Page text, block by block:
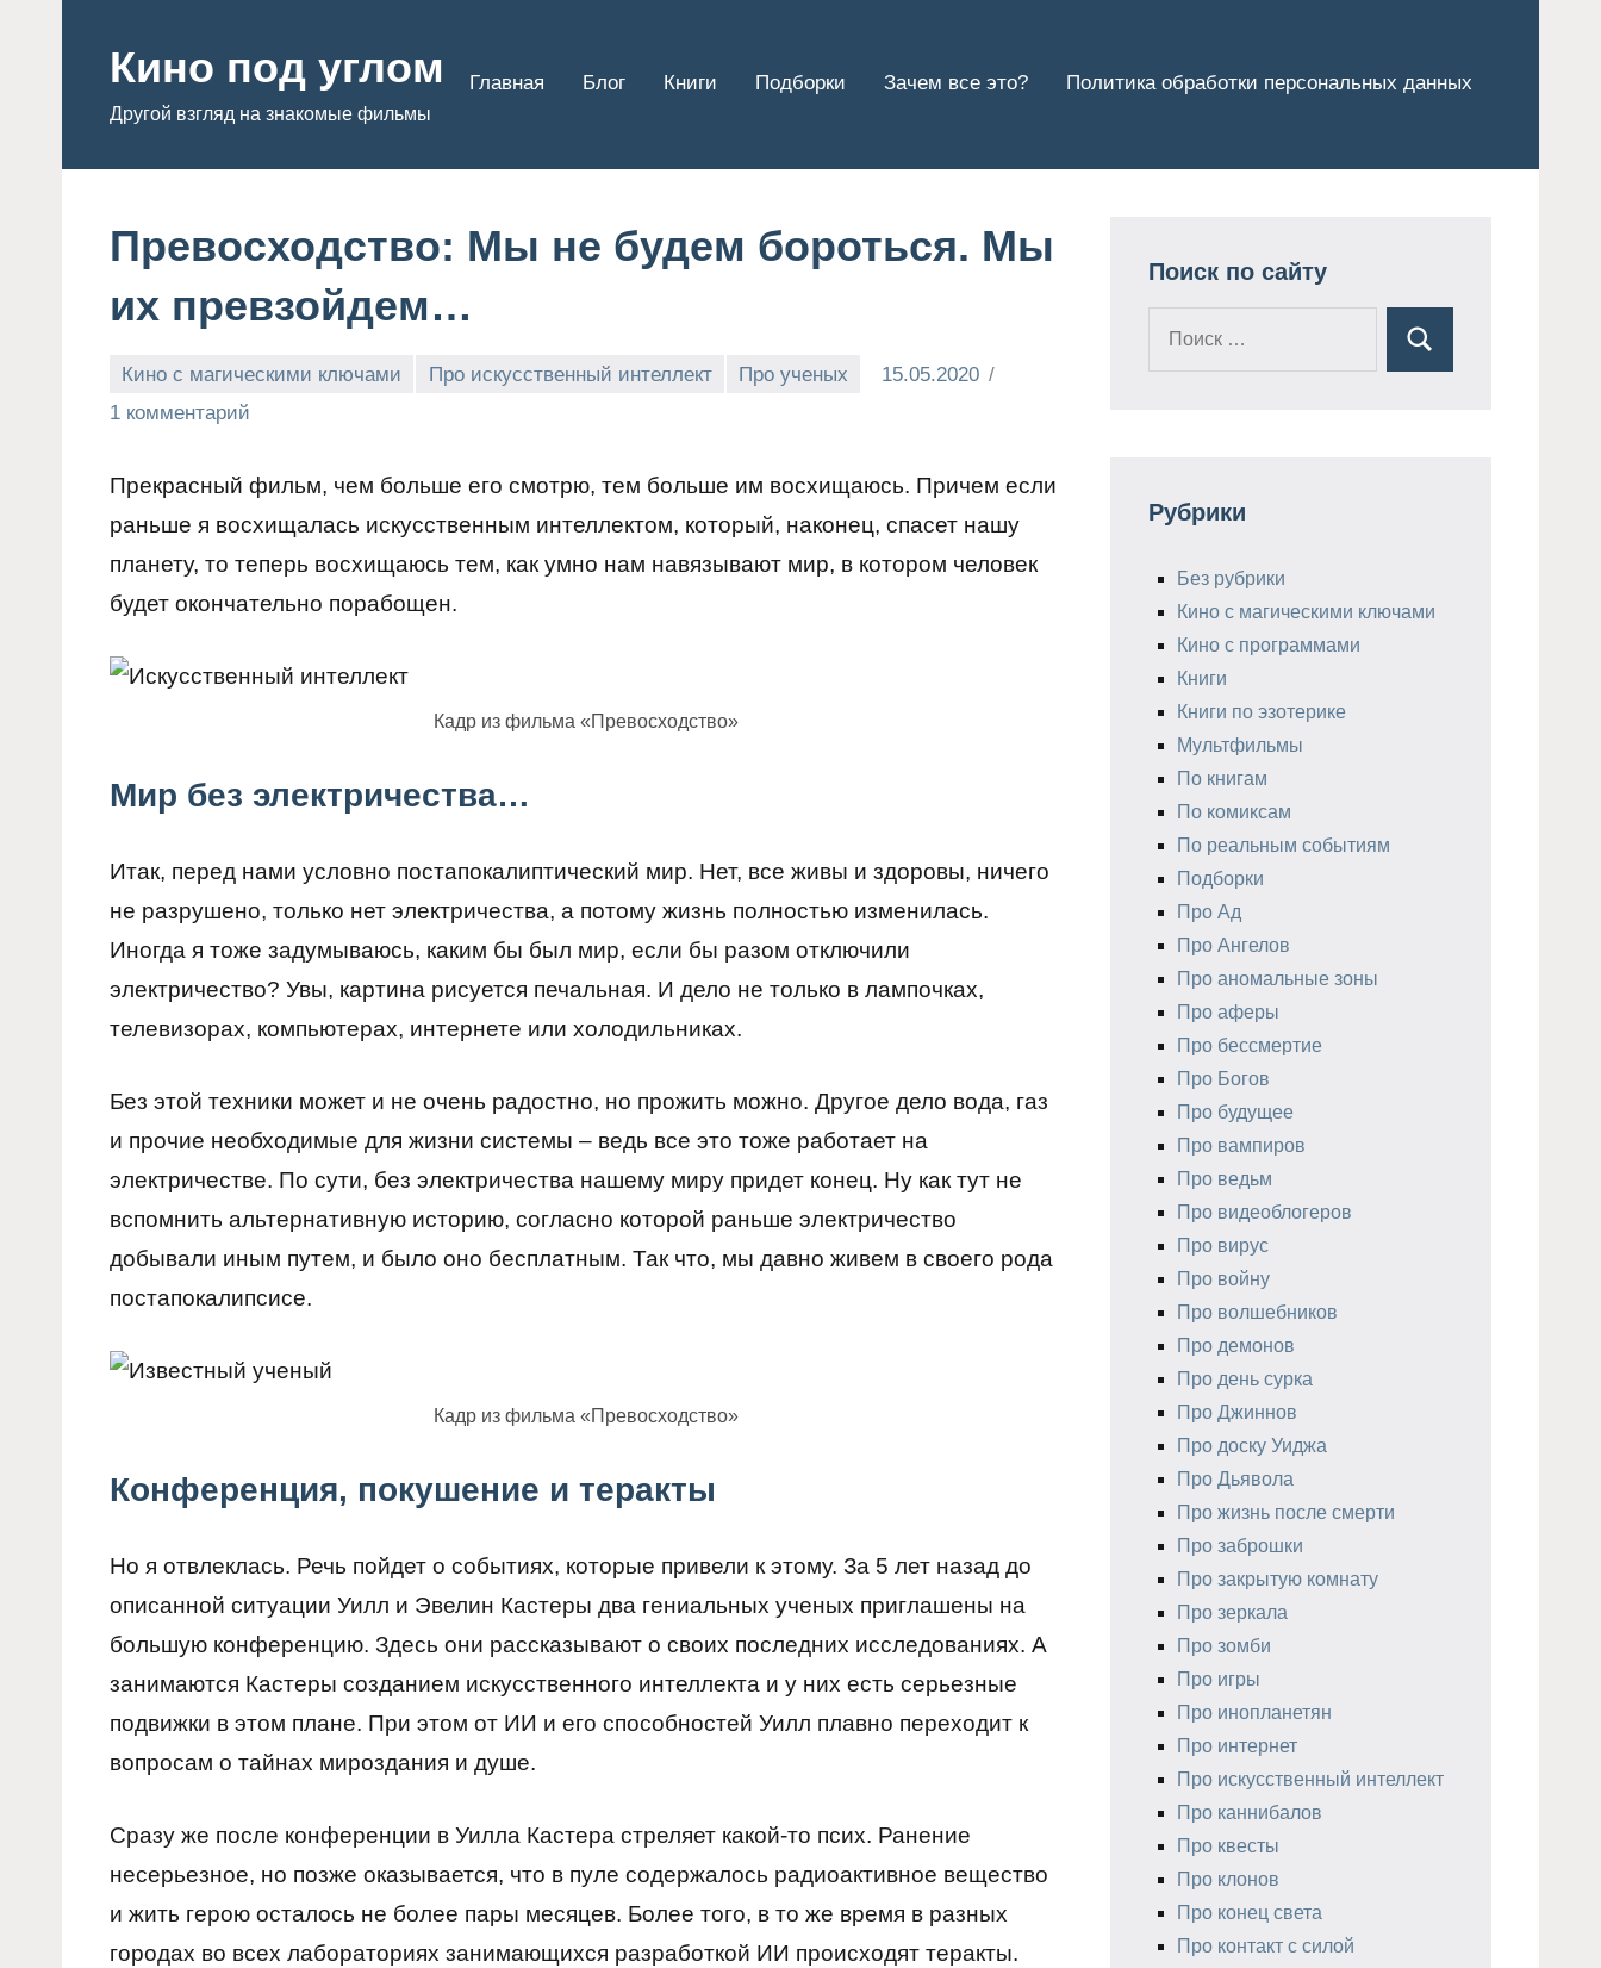
содержимому
Кино под углом
Другой взгляд на знакомые фильмы
Главная Блог Книги Подборки Зачем все это? Политика обработки персональных данных
Превосходство: Мы не будем бороться. Мы
их превзойдем…
Кино с магическими ключами Про искусственный интеллект Про ученых
15.05.2020
Admin
1 комментарий
Прекрасный фильм, чем больше его смотрю, тем больше им восхищаюсь. Причем если
раньше я восхищалась искусственным интеллектом, который, наконец, спасет нашу
планету, то теперь восхищаюсь тем, как умно нам навязывают мир, в котором человек
будет окончательно порабощен.
Кадр из фильма «Превосходство»
Мир без электричества…
Итак, перед нами условно постапокалиптический мир. Нет, все живы и здоровы, ничего
не разрушено, только нет электричества, а потому жизнь полностью изменилась.
Иногда я тоже задумываюсь, каким бы был мир, если бы разом отключили
электричество? Увы, картина рисуется печальная. И дело не только в лампочках,
телевизорах, компьютерах, интернете или холодильниках.
Без этой техники может и не очень радостно, но прожить можно. Другое дело вода, газ
и прочие необходимые для жизни системы – ведь все это тоже работает на
электричестве. По сути, без электричества нашему миру придет конец. Ну как тут не
вспомнить альтернативную историю, согласно которой раньше электричество
добывали иным путем, и было оно бесплатным. Так что, мы давно живем в своего рода
постапокалипсисе.
Кадр из фильма «Превосходство»
Конференция, покушение и теракты
Но я отвлеклась. Речь пойдет о событиях, которые привели к этому. За 5 лет назад до
описанной ситуации Уилл и Эвелин Кастеры два гениальных ученых приглашены на
большую конференцию. Здесь они рассказывают о своих последних исследованиях. А
занимаются Кастеры созданием искусственного интеллекта и у них есть серьезные
подвижки в этом плане. При этом от ИИ и его способностей Уилл плавно переходит к
вопросам о тайнах мироздания и душе.
Сразу же после конференции в Уилла Кастера стреляет какой-то псих. Ранение
несерьезное, но позже оказывается, что в пуле содержалось радиоактивное вещество
и жить герою осталось не более пары месяцев. Более того, в то же время в разных
городах во всех лабораториях занимающихся разработкой ИИ происходят теракты.
Поиск по сайту
Поиск
Рубрики
Без рубрики
Кино с магическими ключами
Кино с программами
Книги
Книги по эзотерике
Мультфильмы
По книгам
По комиксам
По реальным событиям
Подборки
Про Ад
Про Ангелов
Про аномальные зоны
Про аферы
Про бессмертие
Про Богов
Про будущее
Про вампиров
Про ведьм
Про видеоблогеров
Про вирус
Про войну
Про волшебников
Про демонов
Про день сурка
Про Джиннов
Про доску Уиджа
Про Дьявола
Про жизнь после смерти
Про заброшки
Про закрытую комнату
Про зеркала
Про зомби
Про игры
Про инопланетян
Про интернет
Про искусственный интеллект
Про каннибалов
Про квесты
Про клонов
Про конец света
Про контакт с силой